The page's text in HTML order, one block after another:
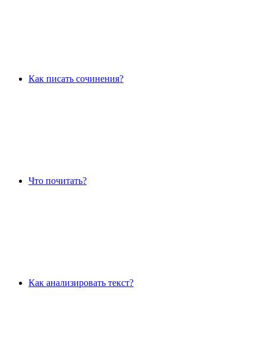
Как писать сочинения?
Что почитать?
Как анализировать текст?